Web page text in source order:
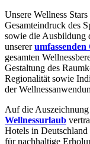
Unsere Wellness
Gesamteindruck des
sowie die Ausbildung
unserer
gesamten
Gestaltung des
Regionalität sowie
der
Auf die
Wellnessurlaub
Hotels in Deutschland
für nachhaltige